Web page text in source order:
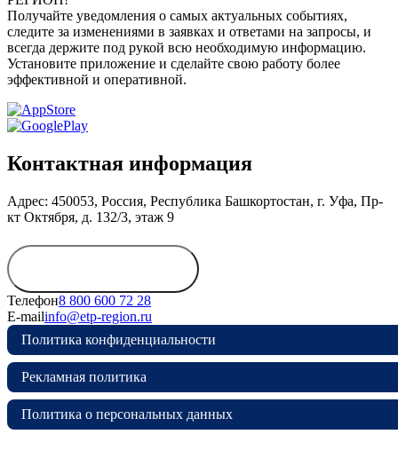
Получайте уведомления о самых актуальных событиях,
следите за изменениями в заявках и ответами на запросы, и
всегда держите под рукой всю необходимую информацию.
Установите приложение и сделайте свою работу более
эффективной и оперативной.
Контактная информация
Адрес: 450053, Россия, Республика Башкортостан, г. Уфа, Пр-
кт Октября, д. 132/3, этаж 9
Телефон8 800 600 72 28
E-mailinfo@etp-region.ru
Политика конфиденциальности
Рекламная политика
Политика о персональных данных